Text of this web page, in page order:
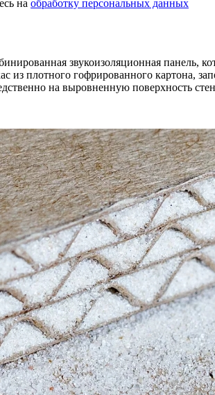
на обработку персональных данных
звукоизоляционная панель,
из плотного гофрированного картона,
на выровненную поверхность